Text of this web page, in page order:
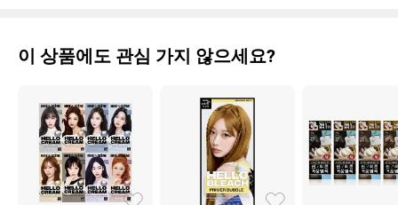
이 상품에도 관심 가지 않으세요?